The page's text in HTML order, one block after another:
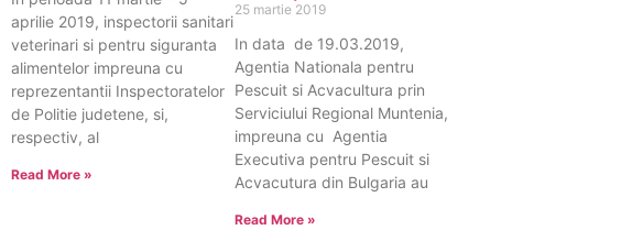
aprilie 2019, inspectorii sanitari
veterinari si pentru siguranta
alimentelor impreuna cu
reprezentantii Inspectoratelor
de Politie judetene, si,
respectiv, al
Read More »
25 martie 2019
In data de 19.03.2019,
Agentia Nationala pentru
Pescuit si Acvacultura prin
Serviciului Regional Muntenia,
impreuna cu Agentia
Executiva pentru Pescuit si
Acvacutura din Bulgaria au
Read More »